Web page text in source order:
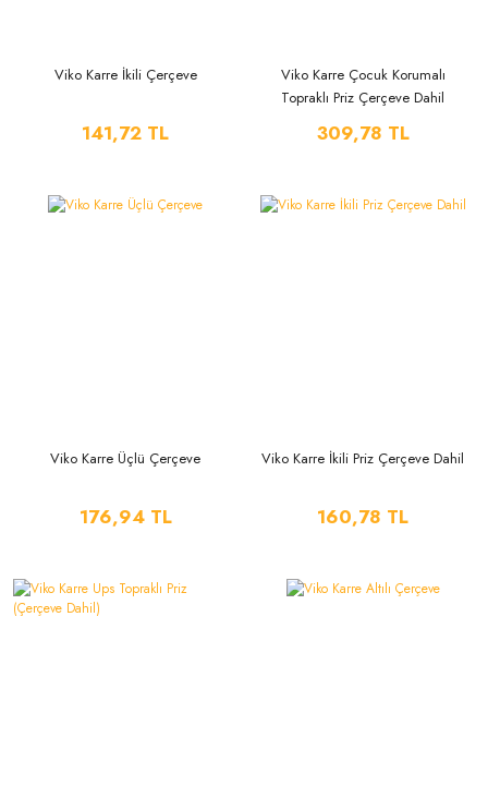
Viko Karre İkili Çerçeve
141,72 TL
Viko Karre Çocuk Korumalı
Topraklı Priz Çerçeve Dahil
309,78 TL
Viko Karre Üçlü Çerçeve
176,94 TL
Viko Karre İkili Priz Çerçeve Dahil
160,78 TL